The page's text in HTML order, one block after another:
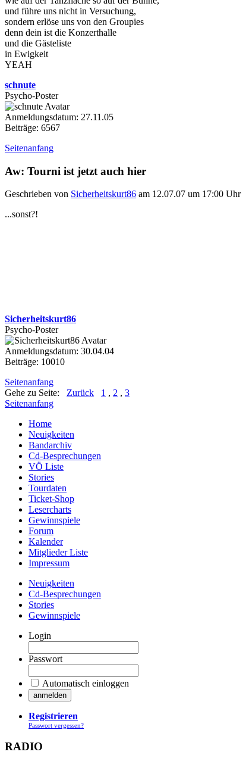
und führe uns nicht in Versuchung,
sondern erlöse uns von den Groupies
denn dein ist die Konzerthalle
und die Gästeliste
in Ewigkeit
YEAH
schnute
Psycho-Poster
Anmeldungsdatum: 27.11.05
Beiträge: 6567
Seitenanfang
Aw: Tourni ist jetzt auch hier
Geschrieben von Sicherheitskurt86 am 12.07.07 um 17:00 Uhr
...sonst?!
Sicherheitskurt86
Psycho-Poster
Anmeldungsdatum: 30.04.04
Beiträge: 10010
Seitenanfang
Gehe zu Seite: Zurück 1 , 2 , 3
Seitenanfang
Home
Neuigkeiten
Bandarchiv
Cd-Besprechungen
VÖ Liste
Stories
Tourdaten
Ticket-Shop
Lesercharts
Gewinnspiele
Forum
Kalender
Mitglieder Liste
Impressum
Neuigkeiten
Cd-Besprechungen
Stories
Gewinnspiele
Login
Passwort
Automatisch einloggen
Registrieren
Passwort vergessen?
RADIO